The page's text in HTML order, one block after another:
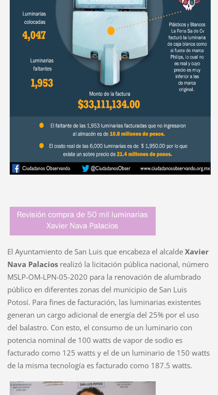
El Ayuntamiento de San Luis que encabeza el alcalde Xavier
Nava Palaciosrealizó la licitación pública nacional, número
MSLP-OM-LPN-05-2020 para la renovación de alumbrado
público en diferentes zonas del municipio de San Luis
Potosí. Para fines de facturación, las luminarias existentes
generan un cargo adicional de energía del 25% por el uso
del balastro. Con esto, el consumo de un luminario con
potencia nominal de 100 watts de vapor de sodio es
facturado como 125 watts y el de un luminario de 150 watts
de la misma tecnología es facturado como 187.5 watts.